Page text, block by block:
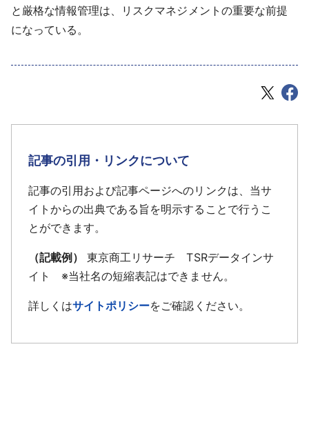
と厳格な情報管理は、リスクマネジメントの重要な前提
になっている。
記事の引用・リンクについて
記事の引用および記事ページへのリンクは、当サ
イトからの出典である旨を明示することで行うこ
とができます。
（記載例）
東京商工リサーチ TSRデータインサ
イト ※当社名の短縮表記はできません。
詳しくはサイトポリシーをご確認ください。